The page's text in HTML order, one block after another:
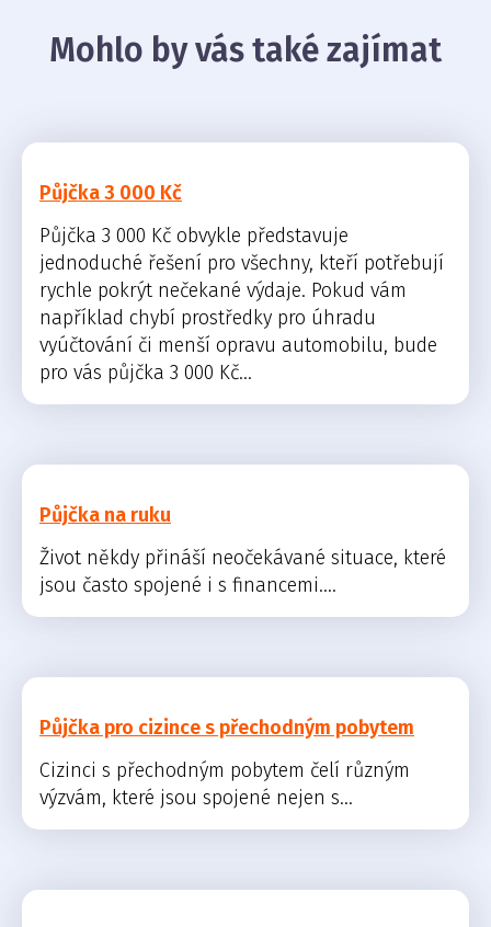
Mohlo by vás také zajímat
Půjčka 3 000 Kč
Půjčka 3 000 Kč obvykle představuje
jednoduché řešení pro všechny, kteří potřebují
rychle pokrýt nečekané výdaje. Pokud vám
například chybí prostředky pro úhradu
vyúčtování či menší opravu automobilu, bude
pro vás půjčka 3 000 Kč...
Půjčka na ruku
Život někdy přináší neočekávané situace, které
jsou často spojené i s financemi....
Půjčka pro cizince s přechodným pobytem
Cizinci s přechodným pobytem čelí různým
výzvám, které jsou spojené nejen s...